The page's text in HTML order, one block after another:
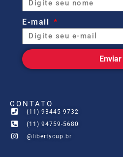
E-mail
Enviar
CONTATO
(11) 93445-9732
(11) 94759-5680
@libertycup.br